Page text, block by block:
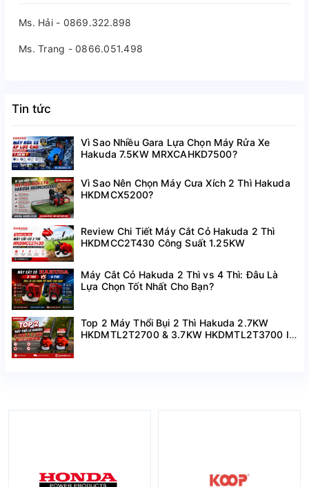
Ms. Hải - 0869.322.898
Ms. Trang - 0866.051.498
Tin tức
Vì Sao Nhiều Gara Lựa Chọn Máy Rửa Xe
Hakuda 7.5KW MRXCAHKD7500?
Vì Sao Nên Chọn Máy Cưa Xích 2 Thì Hakuda
HKDMCX5200?
Review Chi Tiết Máy Cắt Cỏ Hakuda 2 Thì
HKDMCC2T430 Công Suất 1.25KW
Máy Cắt Cỏ Hakuda 2 Thì vs 4 Thì: Đâu Là
Lựa Chọn Tốt Nhất Cho Bạn?
Top 2 Máy Thổi Bụi 2 Thì Hakuda 2.7KW
HKDMTL2T2700 & 3.7KW HKDMTL2T3700 I